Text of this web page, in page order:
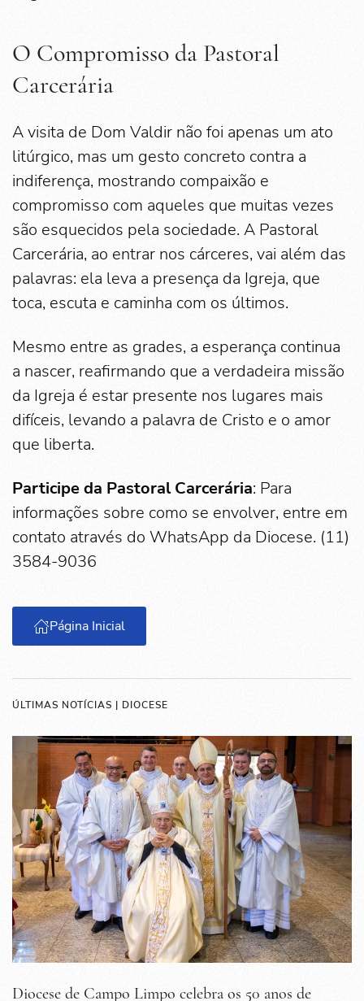
O Compromisso da Pastoral
Carcerária
A visita de Dom Valdir não foi apenas um ato
litúrgico, mas um gesto concreto contra a
indiferença, mostrando compaixão e
compromisso com aqueles que muitas vezes
são esquecidos pela sociedade. A Pastoral
Carcerária, ao entrar nos cárceres, vai além das
palavras: ela leva a presença da Igreja, que
toca, escuta e caminha com os últimos.
Mesmo entre as grades, a esperança continua
a nascer, reafirmando que a verdadeira missão
da Igreja é estar presente nos lugares mais
difíceis, levando a palavra de Cristo e o amor
que liberta.
Participe da Pastoral Carcerária: Para
informações sobre como se envolver, entre em
contato através do WhatsApp da Diocese. (11)
3584-9036
Página Inicial
ÚLTIMAS NOTÍCIAS | DIOCESE
Diocese de Campo Limpo celebra os 50 anos de